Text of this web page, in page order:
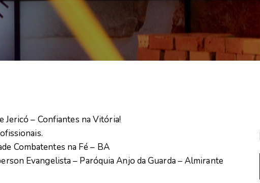
Jericó – Confiantes na Vitória!
Combatentes na Fé – BA
Evangelista – Paróquia Anjo da Guarda – Almirante